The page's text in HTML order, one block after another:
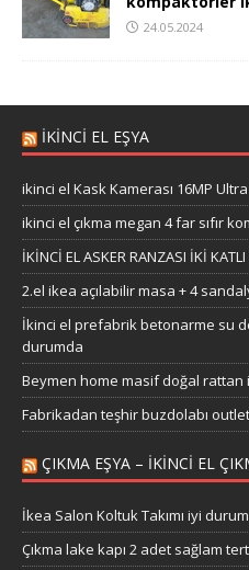
24.05.2024
İKİNCİ EL EŞYA
ikinci el Kask Kamerası 16MP
ikinci el çıkma megan 4 far sıfır
İKİNCİ EL ASKER RANZASI İKİ
2.el ikea açılabilir masa + 4
İkinci el prefabrik betonarme su
durumda
Beymen home masif doğal rattan
Fabrikadan teşhir buzdolabı
ÇIKMA EŞYA – IKINCI EL
İkea Salon Koltuk Takımı iyi
Çıkma lake kapı 2 adet sağlam